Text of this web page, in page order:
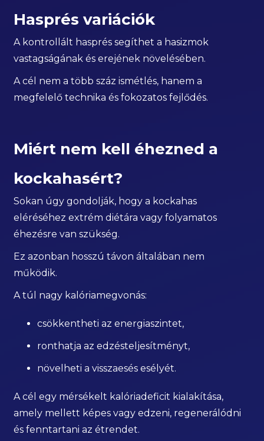
Hasprés variációk
A kontrollált hasprés segíthet a hasizmok
vastagságának és erejének növelésében.
A cél nem a több száz ismétlés, hanem a
megfelelő technika és fokozatos fejlődés.
Miért nem kell éhezned a
kockahasért?
Sokan úgy gondolják, hogy a kockahas
eléréséhez extrém diétára vagy folyamatos
éhezésre van szükség.
Ez azonban hosszú távon általában nem
működik.
A túl nagy kalóriamegvonás:
csökkentheti az energiaszintet,
ronthatja az edzésteljesítményt,
növelheti a visszaesés esélyét.
A cél egy mérsékelt kalóriadeficit kialakítása,
amely mellett képes vagy edzeni, regenerálódni
és fenntartani az étrendet.